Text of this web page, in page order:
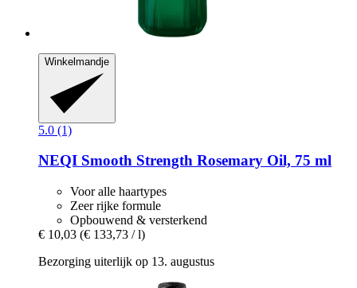
Winkelmandje
5.0 (1)
NEQI Smooth Strength Rosemary Oil, 75 ml
Voor alle haartypes
Zeer rijke formule
Opbouwend & versterkend
€ 10,03 (€ 133,73 / l)
Bezorging uiterlijk op 13. augustus